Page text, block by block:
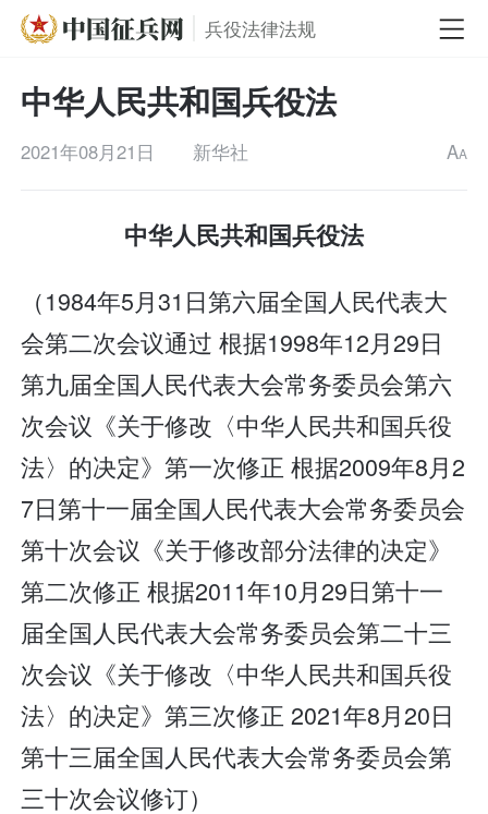
兵役法律法规
中华人民共和国兵役法
2021年08月21日 新华社 AA
中华人民共和国兵役法
（1984年5月31日第六届全国人民代表大
会第二次会议通过 根据1998年12月29日
第九届全国人民代表大会常务委员会第六
次会议《关于修改〈中华人民共和国兵役
法〉的决定》第一次修正 根据2009年8月2
7日第十一届全国人民代表大会常务委员会
第十次会议《关于修改部分法律的决定》
第二次修正 根据2011年10月29日第十一
届全国人民代表大会常务委员会第二十三
次会议《关于修改〈中华人民共和国兵役
法〉的决定》第三次修正 2021年8月20日
第十三届全国人民代表大会常务委员会第
三十次会议修订）